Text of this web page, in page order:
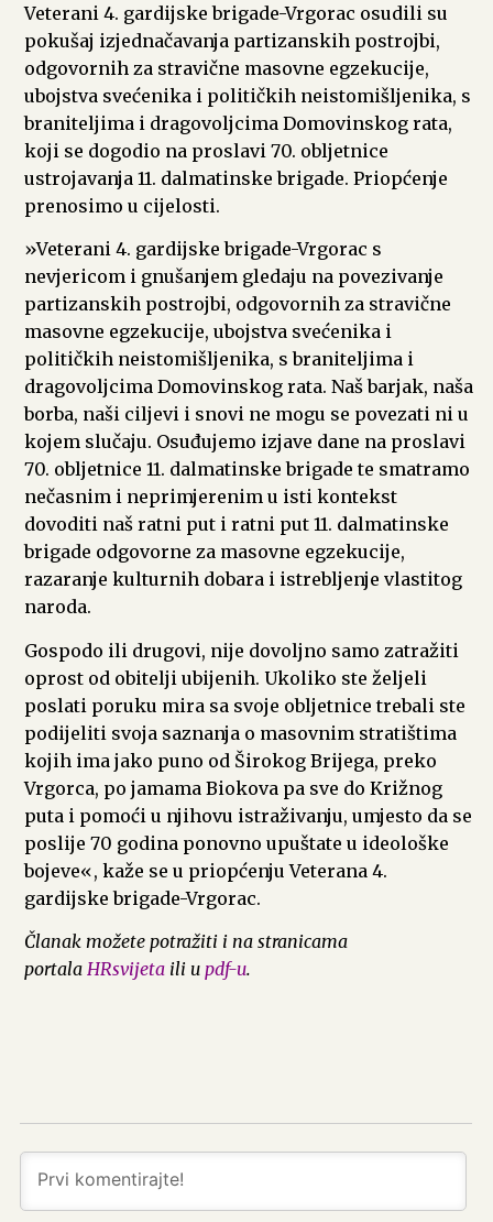
Veterani 4. gardijske brigade-Vrgorac osudili su
pokušaj izjednačavanja partizanskih postrojbi,
odgovornih za stravične masovne egzekucije,
ubojstva svećenika i političkih neistomišljenika, s
braniteljima i dragovoljcima Domovinskog rata,
koji se dogodio na proslavi 70. obljetnice
ustrojavanja 11. dalmatinske brigade. Priopćenje
prenosimo u cijelosti.
»Veterani 4. gardijske brigade-Vrgorac s
nevjericom i gnušanjem gledaju na povezivanje
partizanskih postrojbi, odgovornih za stravične
masovne egzekucije, ubojstva svećenika i
političkih neistomišljenika, s braniteljima i
dragovoljcima Domovinskog rata. Naš barjak, naša
borba, naši ciljevi i snovi ne mogu se povezati ni u
kojem slučaju. Osuđujemo izjave dane na proslavi
70. obljetnice 11. dalmatinske brigade te smatramo
nečasnim i neprimjerenim u isti kontekst
dovoditi naš ratni put i ratni put 11. dalmatinske
brigade odgovorne za masovne egzekucije,
razaranje kulturnih dobara i istrebljenje vlastitog
naroda.
Gospodo ili drugovi, nije dovoljno samo zatražiti
oprost od obitelji ubijenih. Ukoliko ste željeli
poslati poruku mira sa svoje obljetnice trebali ste
podijeliti svoja saznanja o masovnim stratištima
kojih ima jako puno od Širokog Brijega, preko
Vrgorca, po jamama Biokova pa sve do Križnog
puta i pomoći u njihovu istraživanju, umjesto da se
poslije 70 godina ponovno upuštate u ideološke
bojeve«, kaže se u priopćenju Veterana 4.
gardijske brigade-Vrgorac.
Članak možete potražiti i na stranicama
portala HRsvijeta ili u pdf-u.